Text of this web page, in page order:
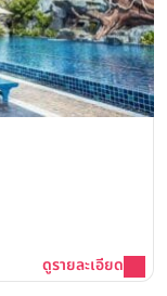
ดูรายละเอียด